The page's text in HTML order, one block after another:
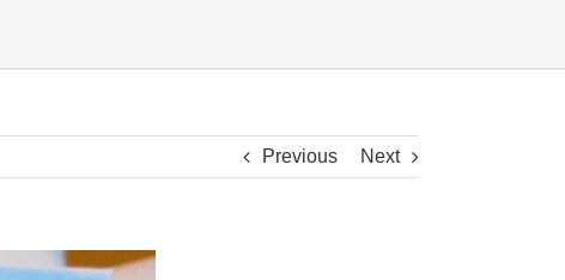
Previous Next